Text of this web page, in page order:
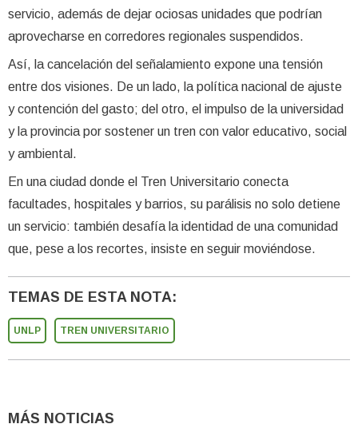
servicio, además de dejar ociosas unidades que podrían
aprovecharse en corredores regionales suspendidos.
Así, la cancelación del señalamiento expone una tensión
entre dos visiones. De un lado, la política nacional de ajuste
y contención del gasto; del otro, el impulso de la universidad
y la provincia por sostener un tren con valor educativo, social
y ambiental.
En una ciudad donde el Tren Universitario conecta
facultades, hospitales y barrios, su parálisis no solo detiene
un servicio: también desafía la identidad de una comunidad
que, pese a los recortes, insiste en seguir moviéndose.
TEMAS DE ESTA NOTA:
UNLP TREN UNIVERSITARIO
MÁS NOTICIAS